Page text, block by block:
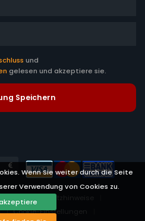
Wenn Sie weiter durch die Seite
Verwendung von Cookies zu.
und
gelesen und akzeptiere sie.
Speichern
Datenschutzhinweise
Cookie-Einstellungen